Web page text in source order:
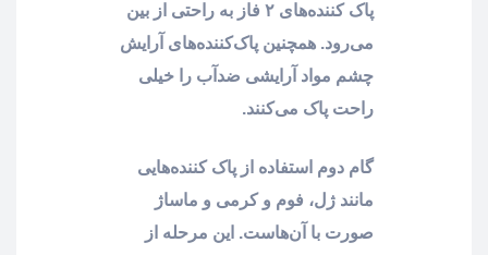
پاک کننده‌های ۲ فاز به راحتی از بین
می‌رود. همچنین پاک‌کننده‌های آرایش
چشم مواد آرایشی ضدآب را خیلی
راحت پاک می‌کنند.
گام دوم استفاده از پا‌ک کننده‌هایی
مانند ژل، فوم و کرمی و ماساژ
صورت با آن‌هاست. این مرحله از